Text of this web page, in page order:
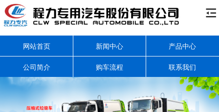

网站首页 新闻中心 产品中心
公司简介 购车流程 联系我们